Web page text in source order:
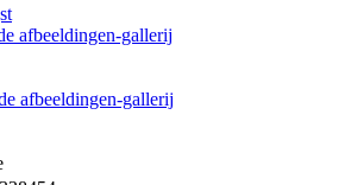
afbeeldingen-gallerij
afbeeldingen-gallerij